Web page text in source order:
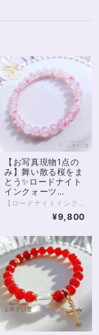
【お写真現物1点の
み】舞い散る桜をま
とう✨ロードナイト
インクォーツ
16.5cmブレスレッ
¥9,800